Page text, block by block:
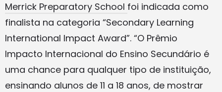
Merrick Preparatory School foi indicada como
finalista na categoria “Secondary Learning
International Impact Award”. “O Prêmio
Impacto Internacional do Ensino Secundário é
uma chance para qualquer tipo de instituição,
ensinando alunos de 11 a 18 anos, de mostrar